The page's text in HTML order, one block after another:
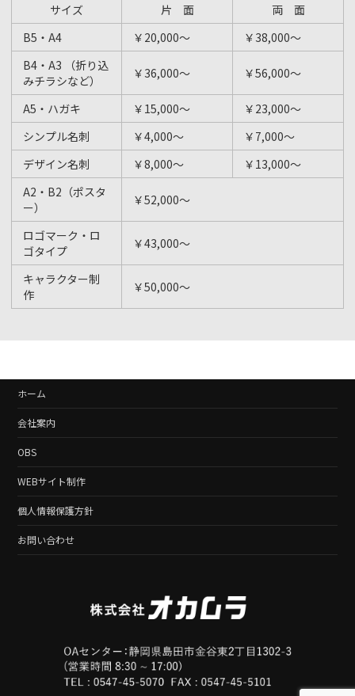
サイズ 片 面
両 面
B5・A4
￥20,000～
￥38,000～
B4・A3 （折り込
みチラシなど）
￥36,000～ ￥56,000～
A5・ハガキ ￥15,000～
￥23,000～
シンプル名刺
￥4,000～
￥7,000～
デザイン名刺
￥8,000～
￥13,000～
A2・B2（ポスタ
ー）
￥52,000～
ロゴマーク・ロ
ゴタイプ
￥43,000～
キャラクター制
作
￥50,000～
ホーム
会社案内
OBS
WEBサイト制作
個人情報保護方針
お問い合わせ